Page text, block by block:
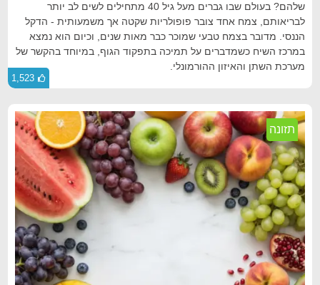
שלהם? בעולם שבו גברים מעל גיל 40 מתחילים לשים לב יותר
לבריאותם, צמח אחד צובר פופולריות שקטה אך משמעותית - הדקל
הננסי. מדובר בצמח טבעי שמוכר כבר מאות שנים, וכיום הוא נמצא
במרכז השיח כשמדברים על תמיכה בתפקוד הגוף, במיוחד בהקשר של
מערכת השתן והאיזון ההורמונלי.
1,523
תזונה